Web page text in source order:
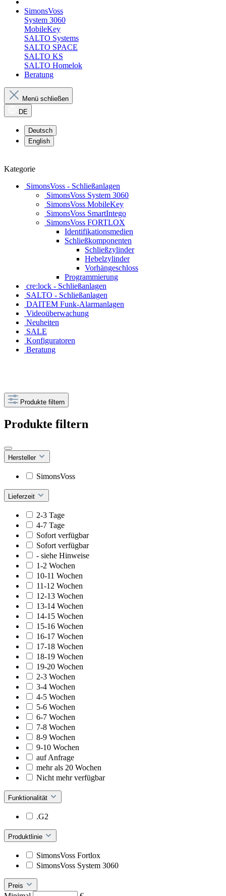
SimonsVoss
System 3060
MobileKey
SALTO Systems
SALTO SPACE
SALTO KS
SALTO Homelok
Beratung
Menü schließen
DE
Deutsch
English
Kategorie
SimonsVoss - Schließanlagen
SimonsVoss System 3060
SimonsVoss MobileKey
SimonsVoss SmartIntego
SimonsVoss FORTLOX
Identifikationsmedien
Schließkomponenten
Schließzylinder
Hebelzylinder
Vorhängeschloss
Programmierung
cre:lock - Schließanlagen
SALTO - Schließanlagen
DAITEM Funk-Alarmanlagen
Videoüberwachung
Neuheiten
SALE
Konfiguratoren
Beratung
Produkte filtern
Produkte filtern
Hersteller
SimonsVoss
Lieferzeit
2-3 Tage
4-7 Tage
Sofort verfügbar
Sofort verfügbar
- siehe Hinweise
1-2 Wochen
10-11 Wochen
11-12 Wochen
12-13 Wochen
13-14 Wochen
14-15 Wochen
15-16 Wochen
16-17 Wochen
17-18 Wochen
18-19 Wochen
19-20 Wochen
2-3 Wochen
3-4 Wochen
4-5 Wochen
5-6 Wochen
6-7 Wochen
7-8 Wochen
8-9 Wochen
9-10 Wochen
auf Anfrage
mehr als 20 Wochen
Nicht mehr verfügbar
Funktionalität
.G2
Produktlinie
SimonsVoss Fortlox
SimonsVoss System 3060
Preis